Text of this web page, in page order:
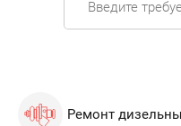
Ремонт